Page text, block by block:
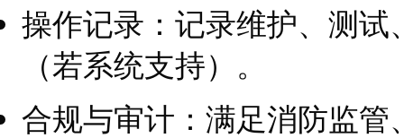
操作记录：记录维护、测
（若系统支持）。
合规与审计：满足消防监